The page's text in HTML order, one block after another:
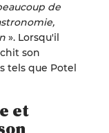
de
». Lorsqu'il
son
tels que Potel
et